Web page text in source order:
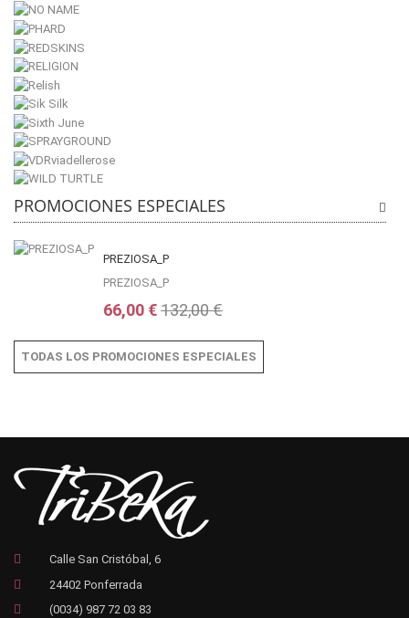
PROMOCIONES ESPECIALES
PREZIOSA_P
PREZIOSA_P
66,00 €132,00 €
TODAS LOS PROMOCIONES ESPECIALES
Calle San Cristóbal, 6
24402 Ponferrada
(0034) 987 72 03 83